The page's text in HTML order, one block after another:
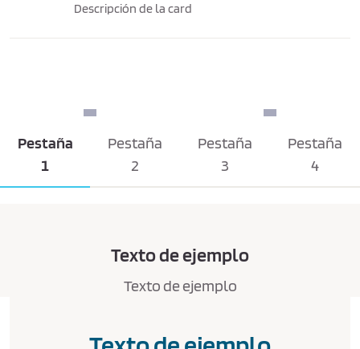
Descripción de la card
Pestaña
1
Pestaña
2
Pestaña
3
Pestaña
4
Texto de ejemplo
Texto de ejemplo